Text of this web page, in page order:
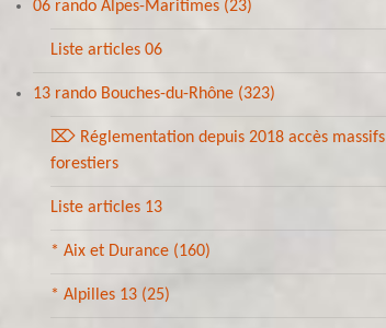
06 rando Alpes-Maritimes (23)
Liste articles 06
13 rando Bouches-du-Rhône (323)
⌦ Réglementation depuis 2018 accès massifs
forestiers
Liste articles 13
* Aix et Durance (160)
* Alpilles 13 (25)